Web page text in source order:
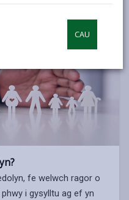
CAU
fe welwch ragor o
i gysylltu ag ef yn